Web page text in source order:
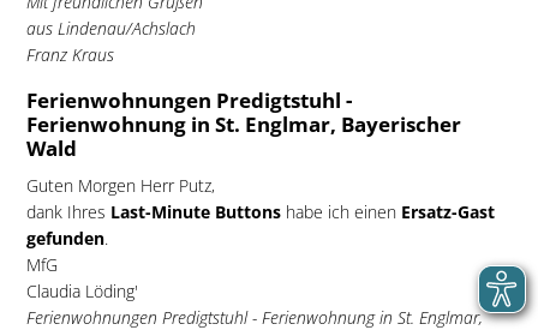
aus Lindenau/Achslach
Franz Kraus
Ferienwohnungen Predigtstuhl -
Ferienwohnung in St. Englmar, Bayerischer
Wald
Guten Morgen Herr Putz,
dank Ihres Last-Minute Buttonshabe ich einen Ersatz-Gast
gefunden.
MfG
Claudia Löding'
Ferienwohnungen Predigtstuhl - Ferienwohnung in St. Englmar,